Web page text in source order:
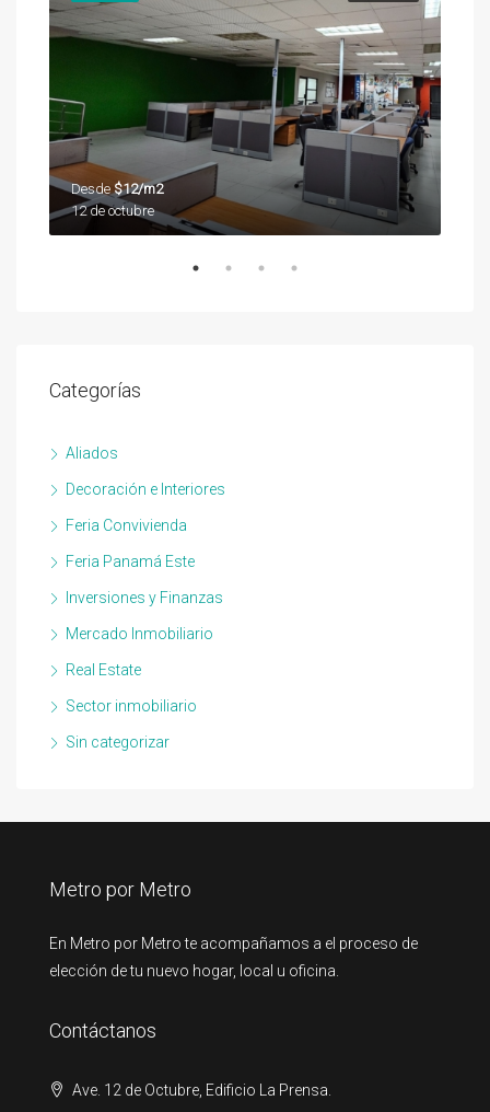
Desde$12/m2
12 de octubre
Categorías
Aliados
Decoración e Interiores
Feria Convivienda
Feria Panamá Este
Inversiones y Finanzas
Mercado Inmobiliario
Real Estate
Sector inmobiliario
Sin categorizar
Metro por Metro
En Metro por Metro te acompañamos a el proceso de
elección de tu nuevo hogar, local u oficina.
Contáctanos
Ave. 12 de Octubre, Edificio La Prensa.